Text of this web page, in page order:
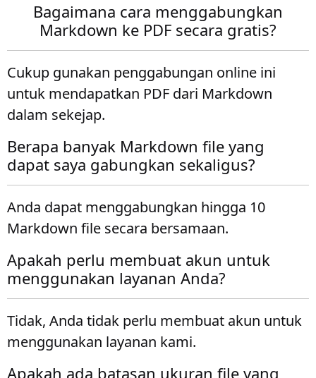
Bagaimana cara menggabungkan
Markdown ke PDF secara gratis?
Cukup gunakan penggabungan online ini
untuk mendapatkan PDF dari Markdown
dalam sekejap.
Berapa banyak Markdown file yang
dapat saya gabungkan sekaligus?
Anda dapat menggabungkan hingga 10
Markdown file secara bersamaan.
Apakah perlu membuat akun untuk
menggunakan layanan Anda?
Tidak, Anda tidak perlu membuat akun untuk
menggunakan layanan kami.
Apakah ada batasan ukuran file yang